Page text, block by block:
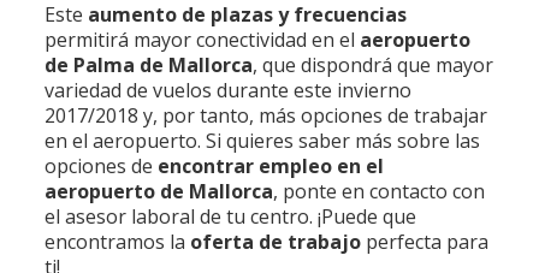
Este aumento de plazas y frecuencias
permitirá mayor conectividad en el aeropuerto
de Palma de Mallorca, que dispondrá que mayor
variedad de vuelos durante este invierno
2017/2018 y, por tanto, más opciones de trabajar
en el aeropuerto. Si quieres saber más sobre las
opciones de encontrar empleo en el
aeropuerto de Mallorca, ponte en contacto con
el asesor laboral de tu centro. ¡Puede que
encontramos la oferta de trabajoperfecta para
ti!